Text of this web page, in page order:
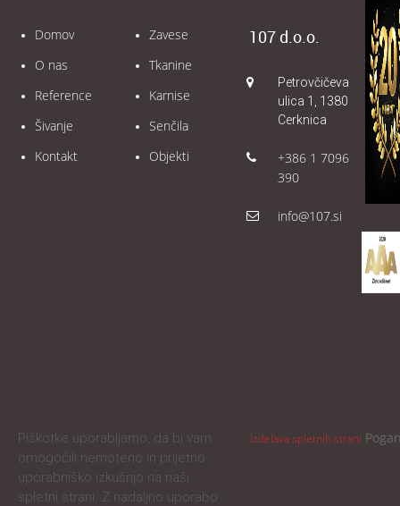
Domov
O nas
Reference
Šivanje
Kontakt
Zavese
Tkanine
Karnise
Senčila
Objekti
107 d.o.o.
Petrovčičeva
ulica 1, 1380
Cerknica
+386 1 7096
390
info@107.si
Piškotke uporabljamo, da bi vam
omogočili nemoteno in prijetno
uporabniško izkušnjo na naši
spletni strani. Z nadaljno uporabo
Izdelava spletnih strani